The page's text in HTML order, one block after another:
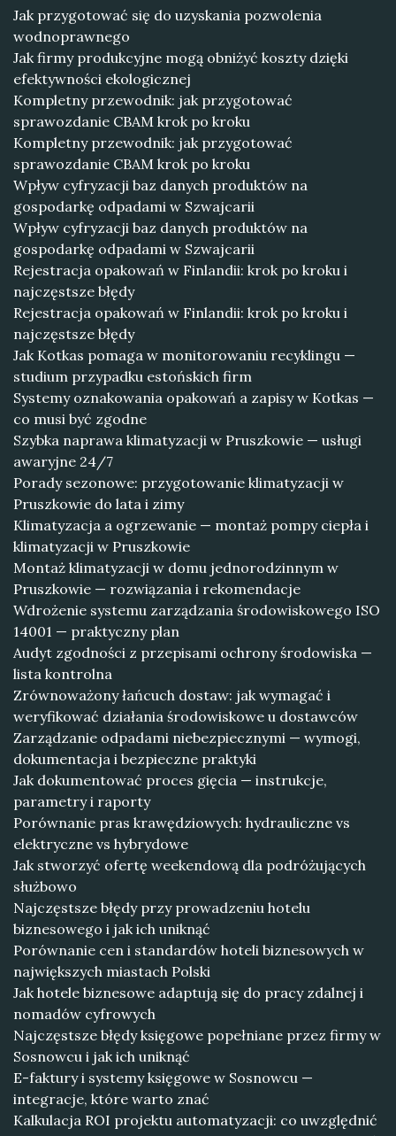
Jak przygotować się do uzyskania pozwolenia
wodnoprawnego
Jak firmy produkcyjne mogą obniżyć koszty dzięki
efektywności ekologicznej
Kompletny przewodnik: jak przygotować
sprawozdanie CBAM krok po kroku
Kompletny przewodnik: jak przygotować
sprawozdanie CBAM krok po kroku
Wpływ cyfryzacji baz danych produktów na
gospodarkę odpadami w Szwajcarii
Wpływ cyfryzacji baz danych produktów na
gospodarkę odpadami w Szwajcarii
Rejestracja opakowań w Finlandii: krok po kroku i
najczęstsze błędy
Rejestracja opakowań w Finlandii: krok po kroku i
najczęstsze błędy
Jak Kotkas pomaga w monitorowaniu recyklingu —
studium przypadku estońskich firm
Systemy oznakowania opakowań a zapisy w Kotkas —
co musi być zgodne
Szybka naprawa klimatyzacji w Pruszkowie — usługi
awaryjne 24/7
Porady sezonowe: przygotowanie klimatyzacji w
Pruszkowie do lata i zimy
Klimatyzacja a ogrzewanie — montaż pompy ciepła i
klimatyzacji w Pruszkowie
Montaż klimatyzacji w domu jednorodzinnym w
Pruszkowie — rozwiązania i rekomendacje
Wdrożenie systemu zarządzania środowiskowego ISO
14001 — praktyczny plan
Audyt zgodności z przepisami ochrony środowiska —
lista kontrolna
Zrównoważony łańcuch dostaw: jak wymagać i
weryfikować działania środowiskowe u dostawców
Zarządzanie odpadami niebezpiecznymi — wymogi,
dokumentacja i bezpieczne praktyki
Jak dokumentować proces gięcia — instrukcje,
parametry i raporty
Porównanie pras krawędziowych: hydrauliczne vs
elektryczne vs hybrydowe
Jak stworzyć ofertę weekendową dla podróżujących
służbowo
Najczęstsze błędy przy prowadzeniu hotelu
biznesowego i jak ich uniknąć
Porównanie cen i standardów hoteli biznesowych w
największych miastach Polski
Jak hotele biznesowe adaptują się do pracy zdalnej i
nomadów cyfrowych
Najczęstsze błędy księgowe popełniane przez firmy w
Sosnowcu i jak ich uniknąć
E-faktury i systemy księgowe w Sosnowcu —
integracje, które warto znać
Kalkulacja ROI projektu automatyzacji: co uwzględnić